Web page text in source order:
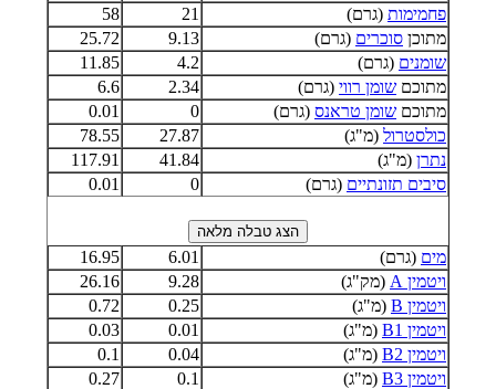
פחמימות (גרם) 21
58
מתוכן סוכרים (גרם) 9.13
25.72
שומנים (גרם) 4.2
11.85
מתוכם שומן רווי (גרם) 2.34
6.6
מתוכם שומן טראנס (גרם) 0
0.01
כולסטרול (מ"ג) 27.87
78.55
נתרן (מ"ג) 41.84
117.91
סיבים תזונתיים (גרם) 0
0.01
מים (גרם) 6.01
16.95
ויטמין A
(מק"ג) 9.28
26.16
ויטמין B
(מ"ג) 0.25
0.72
ויטמין B1
(מ"ג) 0.01
0.03
ויטמין B2
(מ"ג) 0.04
0.1
ויטמין B3
(מ"ג) 0.1
0.27